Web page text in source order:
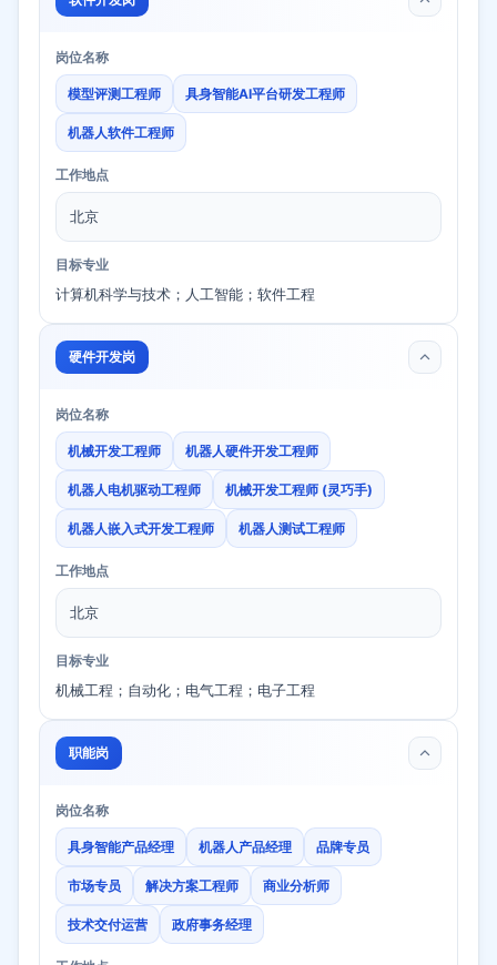
岗位名称
模型评测工程师 具身智能AI平台研发工程师
机器人软件工程师
工作地点
北京
目标专业
计算机科学与技术；人工智能；软件工程
硬件开发岗
岗位名称
机械开发工程师 机器人硬件开发工程师
机器人电机驱动工程师 机械开发工程师 (灵巧手)
机器人嵌入式开发工程师 机器人测试工程师
工作地点
北京
目标专业
机械工程；自动化；电气工程；电子工程
职能岗
岗位名称
具身智能产品经理 机器人产品经理 品牌专员
市场专员 解决方案工程师 商业分析师
技术交付运营 政府事务经理